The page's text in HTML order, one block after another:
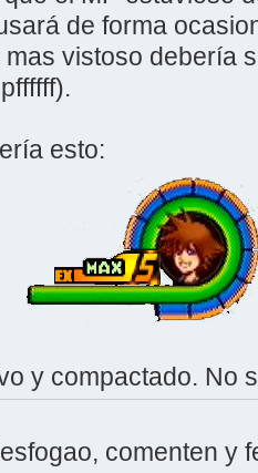
de forma
vistoso debería
esto:
y compactado. No
comenten y